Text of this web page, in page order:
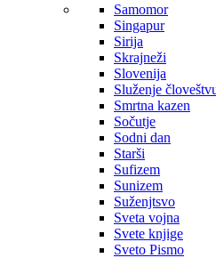
Samomor
Singapur
Sirija
Skrajneži
Slovenija
Služenje
Smrtna kazen
Sočutje
Sodni dan
Starši
Sufizem
Sunizem
Suženjtsvo
Sveta vojna
Svete knjige
Sveto Pismo